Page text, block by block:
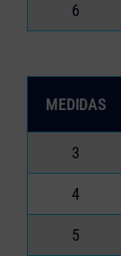
6
MEDIDAS
3
4
5